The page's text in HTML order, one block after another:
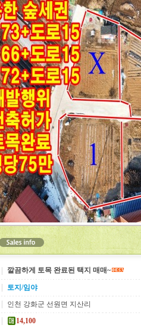
깔끔하게 토목 완료된 택지 매매~
토지/임야
인천 강화군 선원면 지산리
14,100